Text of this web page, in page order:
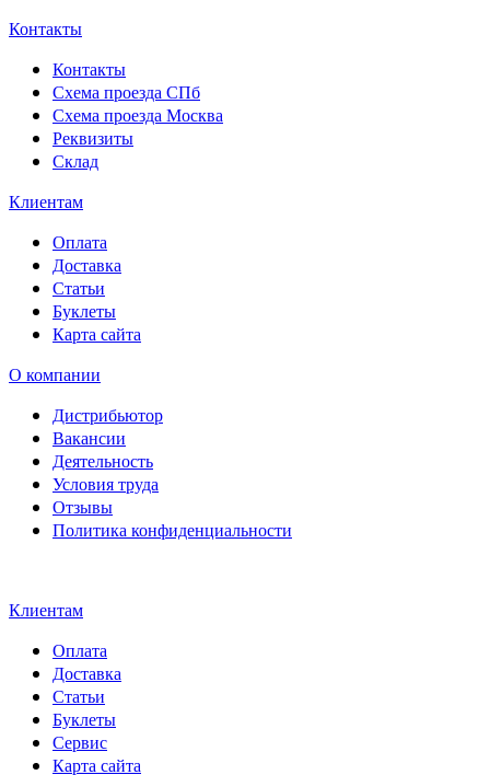
Контакты
Контакты
Схема проезда СПб
Схема проезда Москва
Реквизиты
Склад
Клиентам
Оплата
Доставка
Статьи
Буклеты
Карта сайта
О компании
Дистрибьютор
Вакансии
Деятельность
Условия труда
Отзывы
Политика конфиденциальности
Клиентам
Оплата
Доставка
Статьи
Буклеты
Сервис
Карта сайта